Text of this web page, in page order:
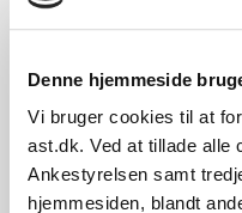
Denne hjemmeside
Vi bruger cookies til at
ast.dk. Ved at tillade alle
Ankestyrelsen samt
hjemmesiden, blandt
SAGS NR.: 2008-34
Fase 3
30-11-2008
Samrådet afslog i juli